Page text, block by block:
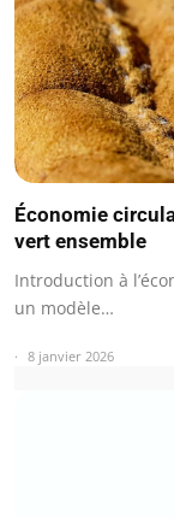
Économie
vert ensemble
Introduction à
un modèle…
8 janvier 2026